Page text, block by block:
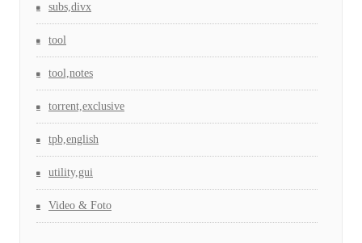
subs,divx
tool
tool,notes
torrent,exclusive
tpb,english
utility,gui
Video & Foto